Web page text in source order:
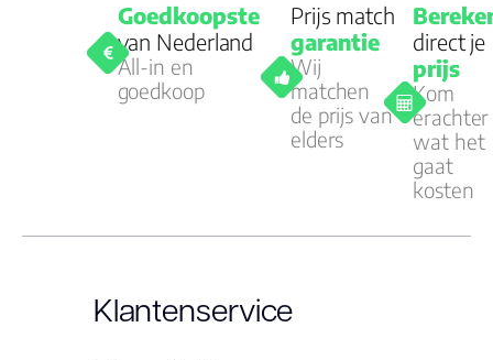
Goedkoopste
van Nederland
All-in en
goedkoop
Prijs match
garantie
Wij
matchen
de prijs van
elders
direct je
prijs
Kom
erachter
wat het
gaat
kosten
Klantenservice